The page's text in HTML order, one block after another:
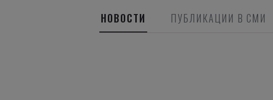
НОВОСТИ ПУБЛИКАЦИИ В СМИ